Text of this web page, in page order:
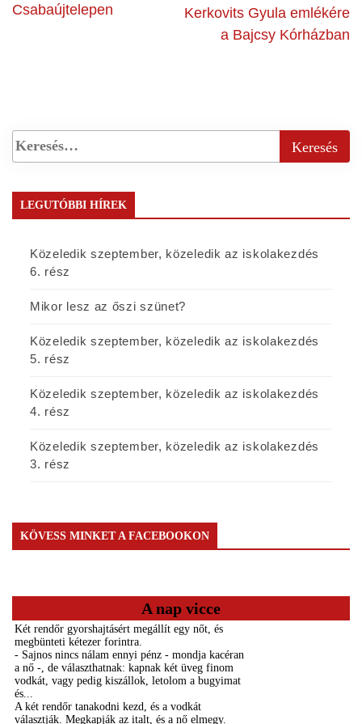
Csabaújtelepen
Kerkovits Gyula emlékére
a Bajcsy Kórházban
LEGUTÓBBI HÍREK
Közeledik szeptember, közeledik az iskolakezdés
6. rész
Mikor lesz az őszi szünet?
Közeledik szeptember, közeledik az iskolakezdés
5. rész
Közeledik szeptember, közeledik az iskolakezdés
4. rész
Közeledik szeptember, közeledik az iskolakezdés
3. rész
KÖVESS MINKET A FACEBOOKON
A nap vicce